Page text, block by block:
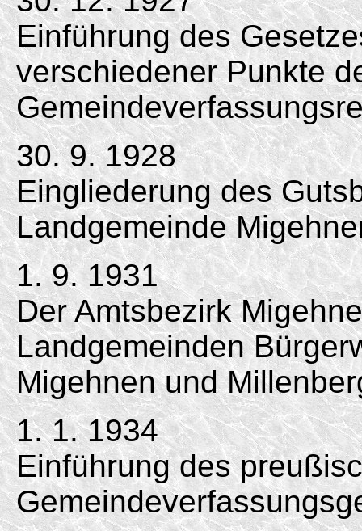
Einführung des
verschiedener Punkte
30. 9. 1928
Eingliederung des
Landgemeinde
1. 9. 1931
Der Amtsbezirk
Landgemeinden
Migehnen und
1. 1. 1934
Einführung des